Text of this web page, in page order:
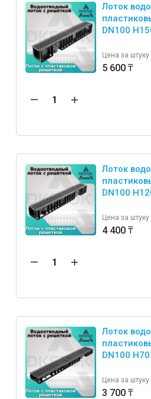
Лоток
DN100
Цена за штуку
5 600 ₸
Лоток
DN100
Цена за штуку
4 400 ₸
Лоток
DN100 H70
Цена за штуку
3 700 ₸